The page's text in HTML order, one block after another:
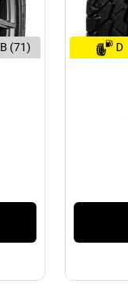
B (71) D